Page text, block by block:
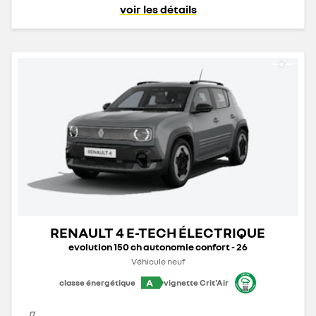
voir les détails
RENAULT 4 E-TECH ÉLECTRIQUE
evolution 150 ch autonomie confort - 26
Véhicule neuf
classe énergétique
A vignette Crit'Air